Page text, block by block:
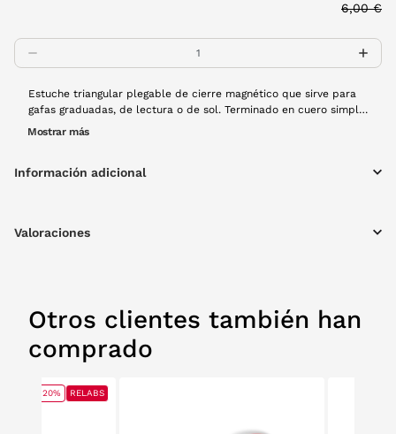
Price
6,00 €
Estuche triangular plegable de cierre magnético que sirve para
gafas graduadas, de lectura o de sol. Terminado en cuero simple
con nuestro logo Visionlab embebido en el frontal. Interior de
ámplia variedad de colores. Dimensiones desplegado: 67 mm
Mostrar más
Información adicional
Valoraciones
Otros clientes también han
comprado
20% RELABS